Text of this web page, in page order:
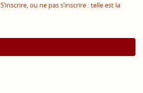
S’inscrire, ou ne pas s’inscrire : telle est la